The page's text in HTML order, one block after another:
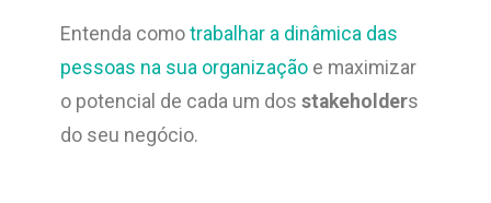
Entenda como trabalhar a dinâmica das
pessoas na sua organizaçãoe maximizar
o potencial de cada um dos stakeholders
do seu negócio.